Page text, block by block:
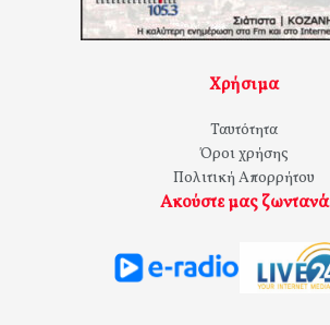
Χρήσιμα
Ταυτότητα
Όροι χρήσης
Πολιτική Απορρήτου
Ακούστε μας ζωντανά